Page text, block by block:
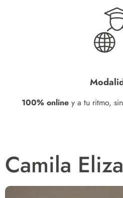
100% online y a tu ritmo,
Camila